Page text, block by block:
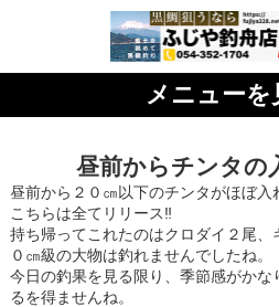
メニューを
昼前からチンタの
昼前から２０㎝以下のチンタがほぼ入
こちらは全てリリース‼︎
持ち帰ってこれたのはクロダイ２尾、
０㎝級の大物は釣れませんでしたね。
今日の釣果を見る限り、季節感がか
るを得ませんね。